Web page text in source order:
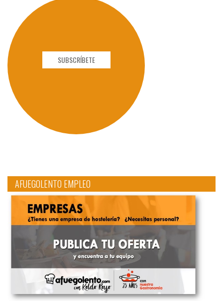
SUBSCRÍBETE
AFUEGOLENTO EMPLEO